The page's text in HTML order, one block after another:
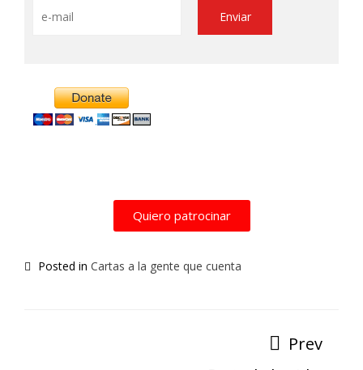
Quiero patrocinar
Posted in Cartas a la gente que cuenta
Prev